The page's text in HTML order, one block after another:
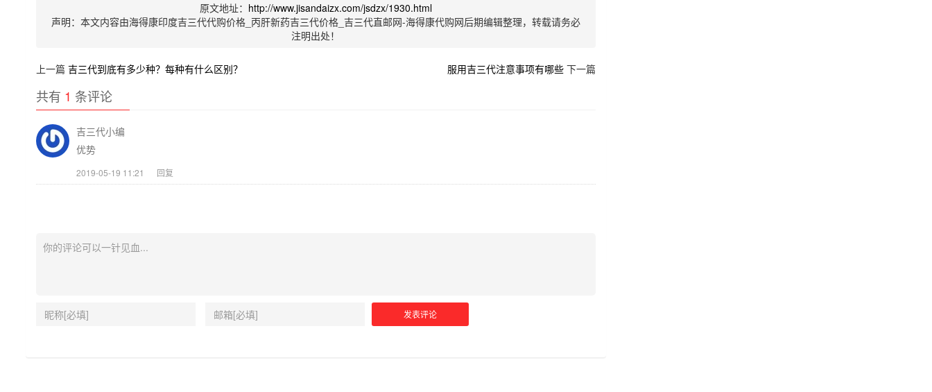
原文地址： http://www.jisandaizx.com/jsdzx/1930.html
声明：本文内容由海得康印度吉三代代购价格_丙肝新药吉三代价格_吉三代直邮网-海得康代购网后期编辑整理，转载请务必
注明出处！
上一篇 吉三代到底有多少种？每种有什么区别？ 服用吉三代注意事项有哪些下一篇
共有 1 条评论
吉三代小编
优势
2019-05-19 11:21 回复